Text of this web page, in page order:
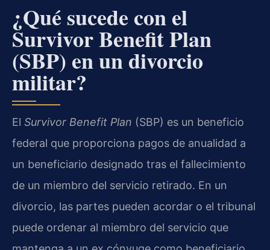
¿Qué sucede con el
Survivor Benefit Plan
(SBP) en un divorcio
militar?
El Survivor Benefit Plan (SBP) es un beneficio
federal que proporciona pagos de anualidad a
un beneficiario designado tras el fallecimiento
de un miembro del servicio retirado. En un
divorcio, las partes pueden acordar o el tribunal
puede ordenar al miembro del servicio que